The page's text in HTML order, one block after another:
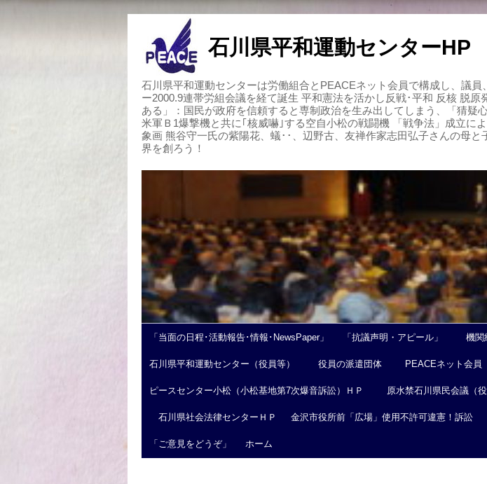
石川県平和運動センターHP
石川県平和運動センターは労働組合とPEACEネット会員で構成し、議
ー2000.9連帯労組会議を経て誕生 平和憲法を活かし反戦･平和 反核 脱
ある」：国民が政府を信頼すると専制政治を生み出してしまう、「猜
米軍Ｂ1爆撃機と共に｢核威嚇｣する空自小松の戦闘機 「戦争法」成立に
象画 熊谷守一氏の紫陽花、蟻･･、辺野古、友禅作家志田弘子さんの母
界を創ろう！
「当面の日程･活動報告･情報･NewsPaper」 「抗議声明・アピール」 機関
石川県平和運動センター（役員等） 役員の派遣団体 PEACEネット会員
ピースセンター小松（小松基地第7次爆音訴訟）ＨＰ 原水禁石川県民会議（役
石川県社会法律センターＨＰ 金沢市役所前「広場」使用不許可違憲！訴訟
「ご意見をどうぞ」 ホーム